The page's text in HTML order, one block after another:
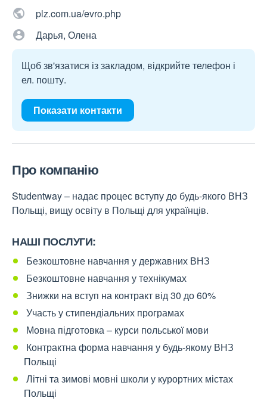
plz.com.ua/evro.php
Дарья, Олена
Щоб зв'язатися із закладом, відкрийте телефон і
ел. пошту.
Показати контакти
Про компанію
Studentway – надає процес вступу до будь-якого ВНЗ
Польщі, вищу освіту в Польщі для українців.
НАШІ ПОСЛУГИ:
Безкоштовне навчання у державних ВНЗ
Безкоштовне навчання у технікумах
Знижки на вступ на контракт від 30 до 60%
Участь у стипендіальних програмах
Мовна підготовка – курси польської мови
Контрактна форма навчання у будь-якому ВНЗ
Польщі
Літні та зимові мовні школи у курортних містах
Польщі